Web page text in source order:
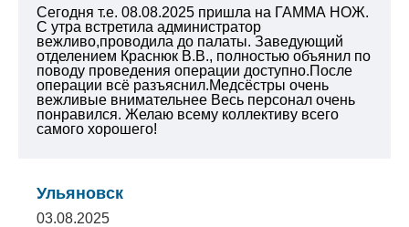
Сегодня т.е. 08.08.2025 пришла на ГАММА НОЖ.
С утра встретила администратор
вежливо,проводила до палаты. Заведующий
отделением Краснюк В.В., полностью объянил по
поводу проведения операции доступно.После
операции всё разъяснил.Медсёстры очень
вежливые внимательнее Весь персонал очень
понравился. Желаю всему коллективу всего
самого хорошего!
Ульяновск
03.08.2025